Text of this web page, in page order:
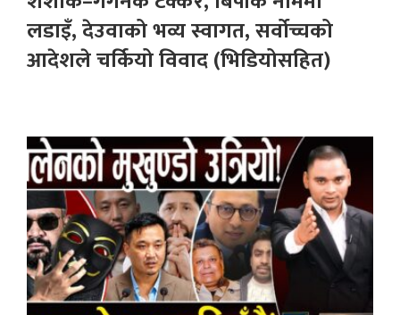
लडाइँ, देउवाको भव्य स्वागत, सर्वोच्चको
आदेशले चर्कियो विवाद (भिडियोसहित)